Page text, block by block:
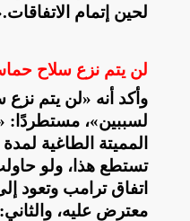
لحين إتمام الاتفاقات
لن يتم نزع سلاح
وأكد أنه «لن يتم
لسببين»، مستطردًا:
المميتة الطاغية
تستطع هذا، ولو
اتفاق ترامب وتعود
معترض عليه،